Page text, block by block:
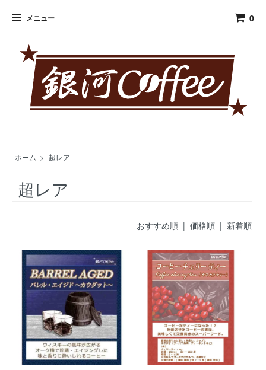
メニュー 0
ホーム > 超レア
超レア
おすすめ順 | 価格順| 新着順